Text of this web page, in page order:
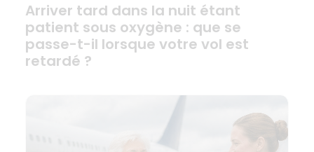
Arriver tard dans la nuit étant
patient sous oxygène : que se
passe-t-il lorsque votre vol est
retardé ?